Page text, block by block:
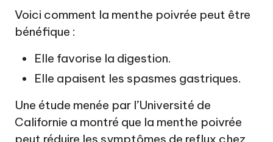
Voici comment la menthe poivrée peut être
bénéfique :
Elle favorise la digestion.
Elle apaisent les spasmes gastriques.
Une étude menée par l’Université de
Californie a montré que la menthe poivrée
peut réduire les symptômes de reflux chez